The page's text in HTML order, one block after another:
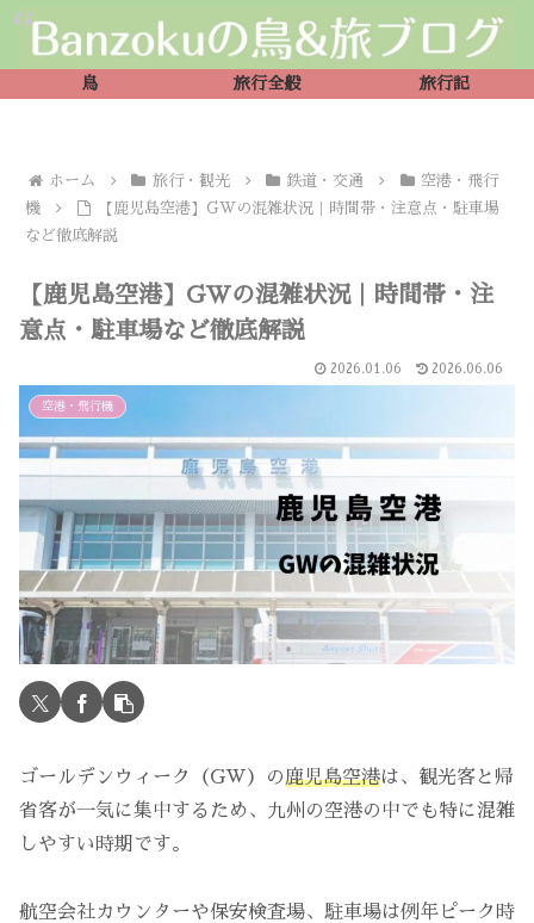
鳥 旅行全般 旅行記
ホーム 旅行・観光 鉄道・交通
空港・飛行
機
【鹿児島空港】GWの混雑状況｜時間帯・注意点・駐車場
など徹底解説
【鹿児島空港】GWの混雑状況｜時間帯・注
意点・駐車場など徹底解説
2026.01.06 2026.06.06
空港・飛行機
ゴールデンウィーク（GW）の鹿児島空港は、観光客と帰
省客が一気に集中するため、九州の空港の中でも特に混雑
しやすい時期です。
航空会社カウンターや保安検査場、駐車場は例年ピーク時